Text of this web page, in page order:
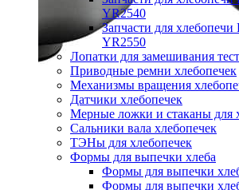
YR2540
Запчасти для хлебопечи
YR2550
Лопатки для замешивания
Приводные ремни хлебопечек
Механизмы вращения
Датчики хлебопечек
Мерные ложки и стаканы для
Сальники вала хлебопечек
ТЭНы для хлебопечек
Формы для выпечки хлеба
Формы для выпечки
Формы для выпечки